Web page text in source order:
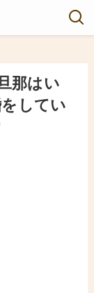
那はい
してい